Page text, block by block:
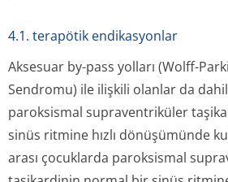
4.1. terapötik endikasyonlar
Aksesuar by-pass yolları (Wolff-
Sendromu) ile ilişkili olanlar da
paroksismal supraventriküler
sinüs ritmine hızlı dönüşümünde
arası çocuklarda paroksismal